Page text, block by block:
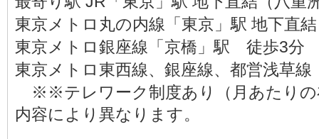
東京メトロ丸の内線「東京」駅 地下直
東京メトロ銀座線「京橋」駅 徒歩3分
東京メトロ東西線、銀座線、都営浅草
※※テレワーク制度あり（月あたりの
内容により異なります。